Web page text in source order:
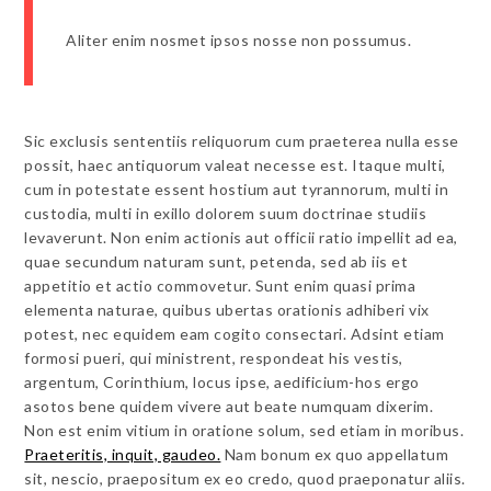
Aliter enim nosmet ipsos nosse non possumus.
Sic exclusis sententiis reliquorum cum praeterea nulla esse
possit, haec antiquorum valeat necesse est. Itaque multi,
cum in potestate essent hostium aut tyrannorum, multi in
custodia, multi in exillo dolorem suum doctrinae studiis
levaverunt. Non enim actionis aut officii ratio impellit ad ea,
quae secundum naturam sunt, petenda, sed ab iis et
appetitio et actio commovetur. Sunt enim quasi prima
elementa naturae, quibus ubertas orationis adhiberi vix
potest, nec equidem eam cogito consectari. Adsint etiam
formosi pueri, qui ministrent, respondeat his vestis,
argentum, Corinthium, locus ipse, aedificium-hos ergo
asotos bene quidem vivere aut beate numquam dixerim.
Non est enim vitium in oratione solum, sed etiam in moribus.
Praeteritis, inquit, gaudeo. Nam bonum ex quo appellatum
sit, nescio, praepositum ex eo credo, quod praeponatur aliis.